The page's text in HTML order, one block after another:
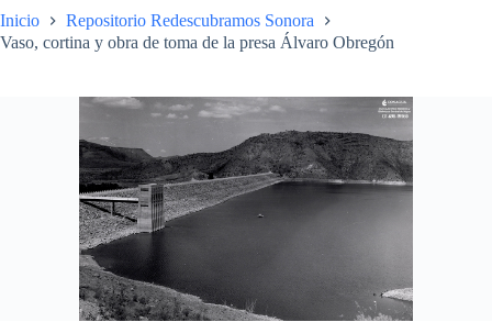
Inicio
Repositorio Redescubramos Sonora
Vaso, cortina y obra de toma de la presa Álvaro Obregón